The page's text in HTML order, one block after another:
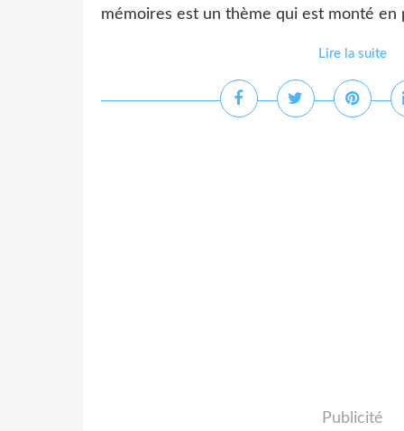
mémoires est un thème qui est monté en
Lire la suite
Publicité